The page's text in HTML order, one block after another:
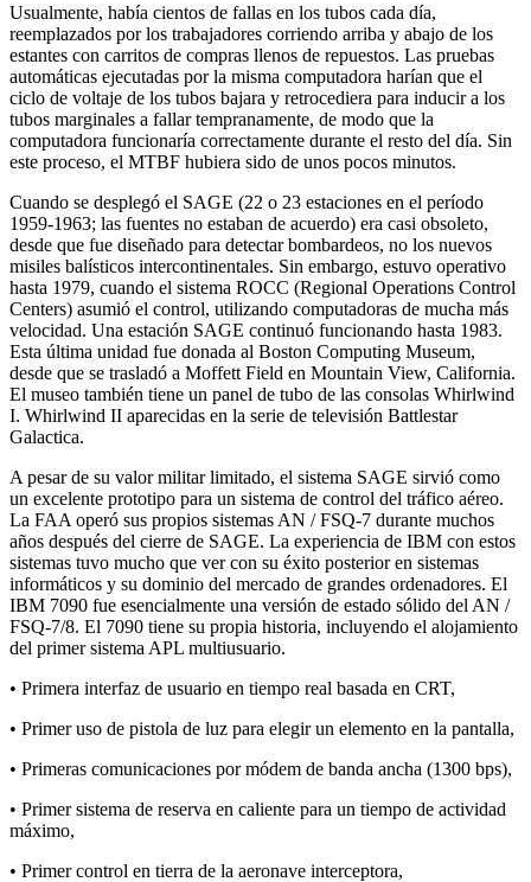
Usualmente, había cientos de fallas en los tubos cada día,
reemplazados por los trabajadores corriendo arriba y abajo de los
estantes con carritos de compras llenos de repuestos. Las pruebas
automáticas ejecutadas por la misma computadora harían que el
ciclo de voltaje de los tubos bajara y retrocediera para inducir a los
tubos marginales a fallar tempranamente, de modo que la
computadora funcionaría correctamente durante el resto del día. Sin
este proceso, el MTBF hubiera sido de unos pocos minutos.
Cuando se desplegó el SAGE (22 o 23 estaciones en el período
1959-1963; las fuentes no estaban de acuerdo) era casi obsoleto,
desde que fue diseñado para detectar bombardeos, no los nuevos
misiles balísticos intercontinentales. Sin embargo, estuvo operativo
hasta 1979, cuando el sistema ROCC (Regional Operations Control
Centers) asumió el control, utilizando computadoras de mucha más
velocidad. Una estación SAGE continuó funcionando hasta 1983.
Esta última unidad fue donada al Boston Computing Museum,
desde que se trasladó a Moffett Field en Mountain View, California.
El museo también tiene un panel de tubo de las consolas Whirlwind
I. Whirlwind II aparecidas en la serie de televisión Battlestar
Galactica.
A pesar de su valor militar limitado, el sistema SAGE sirvió como
un excelente prototipo para un sistema de control del tráfico aéreo.
La FAA operó sus propios sistemas AN / FSQ-7 durante muchos
años después del cierre de SAGE. La experiencia de IBM con estos
sistemas tuvo mucho que ver con su éxito posterior en sistemas
informáticos y su dominio del mercado de grandes ordenadores. El
IBM 7090 fue esencialmente una versión de estado sólido del AN /
FSQ-7/8. El 7090 tiene su propia historia, incluyendo el alojamiento
del primer sistema APL multiusuario.
• Primera interfaz de usuario en tiempo real basada en CRT,
• Primer uso de pistola de luz para elegir un elemento en la pantalla,
• Primeras comunicaciones por módem de banda ancha (1300 bps),
• Primer sistema de reserva en caliente para un tiempo de actividad
máximo,
• Primer control en tierra de la aeronave interceptora,